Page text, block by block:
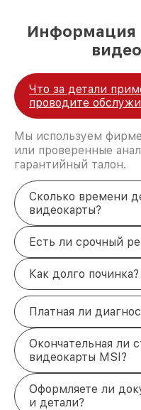
Информация
Что за детали
проводите
Мы используем
или проверенные
гарантийный талон.
Сколько времени
видеокарты?
Есть ли срочный
Как долго починка?
Платная ли
Окончательная ли
видеокарты MSI?
Оформляете ли
и детали?